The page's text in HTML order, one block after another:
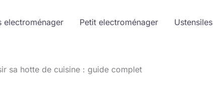
electroménager Petit electroménager Ustensiles
sa hotte de cuisine : guide complet